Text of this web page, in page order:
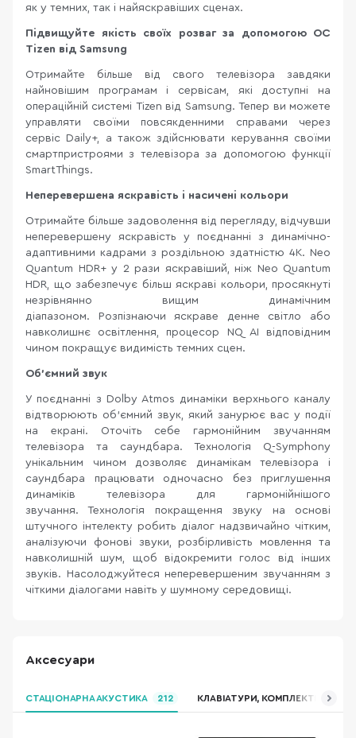
як у темних, так і найяскравіших сценах.
Підвищуйте якість своїх розваг за допомогою ОС
Tizen від Samsung
Отримайте більше від свого телевізора завдяки
найновішим програмам і сервісам, які доступні на
операційній системі Tizen від Samsung. Тепер ви можете
управляти своїми повсякденними справами через
сервіс Daily+, а також здійснювати керування своїми
смартпристроями з телевізора за допомогою функції
SmartThings.
Неперевершена яскравість і насичені кольори
Отримайте більше задоволення від перегляду, відчувши
неперевершену яскравість у поєднанні з динамічно-
адаптивними кадрами з роздільною здатністю 4K. Neo
Quantum HDR+ у 2 рази яскравіший, ніж Neo Quantum
HDR, що забезпечує більш яскраві кольори, просякнуті
незрівнянно вищим динамічним
діапазоном. Розпізнаючи яскраве денне світло або
навколишнє освітлення, процесор NQ AI відповідним
чином покращує видимість темних сцен.
Об'ємний звук
У поєднанні з Dolby Atmos динаміки верхнього каналу
відтворюють об'ємний звук, який занурює вас у події
на екрані. Оточіть себе гармонійним звучанням
телевізора та саундбара. Технологія Q-Symphony
унікальним чином дозволяє динамікам телевізора і
саундбара працювати одночасно без приглушення
динаміків телевізора для гармонійнішого
звучання. Технологія покращення звуку на основі
штучного інтелекту робить діалог надзвичайно чітким,
аналізуючи фонові звуки, розбірливість мовлення та
навколишній шум, щоб відокремити голос від інших
звуків. Насолоджуйтеся неперевершеним звучанням з
чіткими діалогами навіть у шумному середовищі.
Аксесуари
СТАЦІОНАРНА АКУСТИКА 212 КЛАВІАТУРИ, КОМПЛЕКТИ